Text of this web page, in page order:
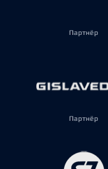
Партнёр
Партнёр